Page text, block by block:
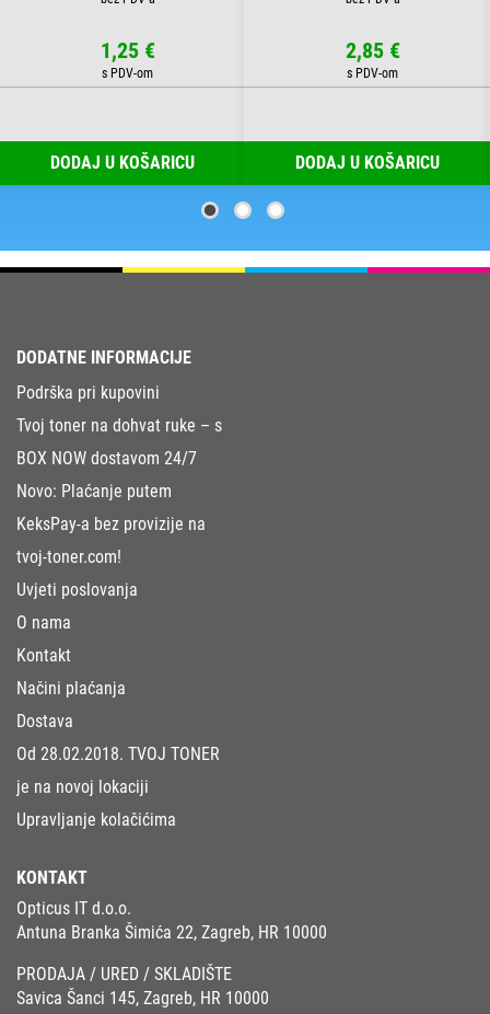
1,25 €
DODAJ U KOŠARICU
2,85 €
DODAJ U KOŠARICU
DODATNE INFORMACIJE
Podrška pri kupovini
Tvoj toner na dohvat ruke – s
BOX NOW dostavom 24/7
Novo: Plaćanje putem
KeksPay-a bez provizije na
tvoj-toner.com!
Uvjeti poslovanja
O nama
Kontakt
Načini plaćanja
Dostava
Od 28.02.2018. TVOJ TONER
je na novoj lokaciji
Upravljanje kolačićima
KONTAKT
Opticus IT d.o.o.
Antuna Branka Šimića 22, Zagreb, HR 10000
PRODAJA / URED / SKLADIŠTE
Savica Šanci 145, Zagreb, HR 10000